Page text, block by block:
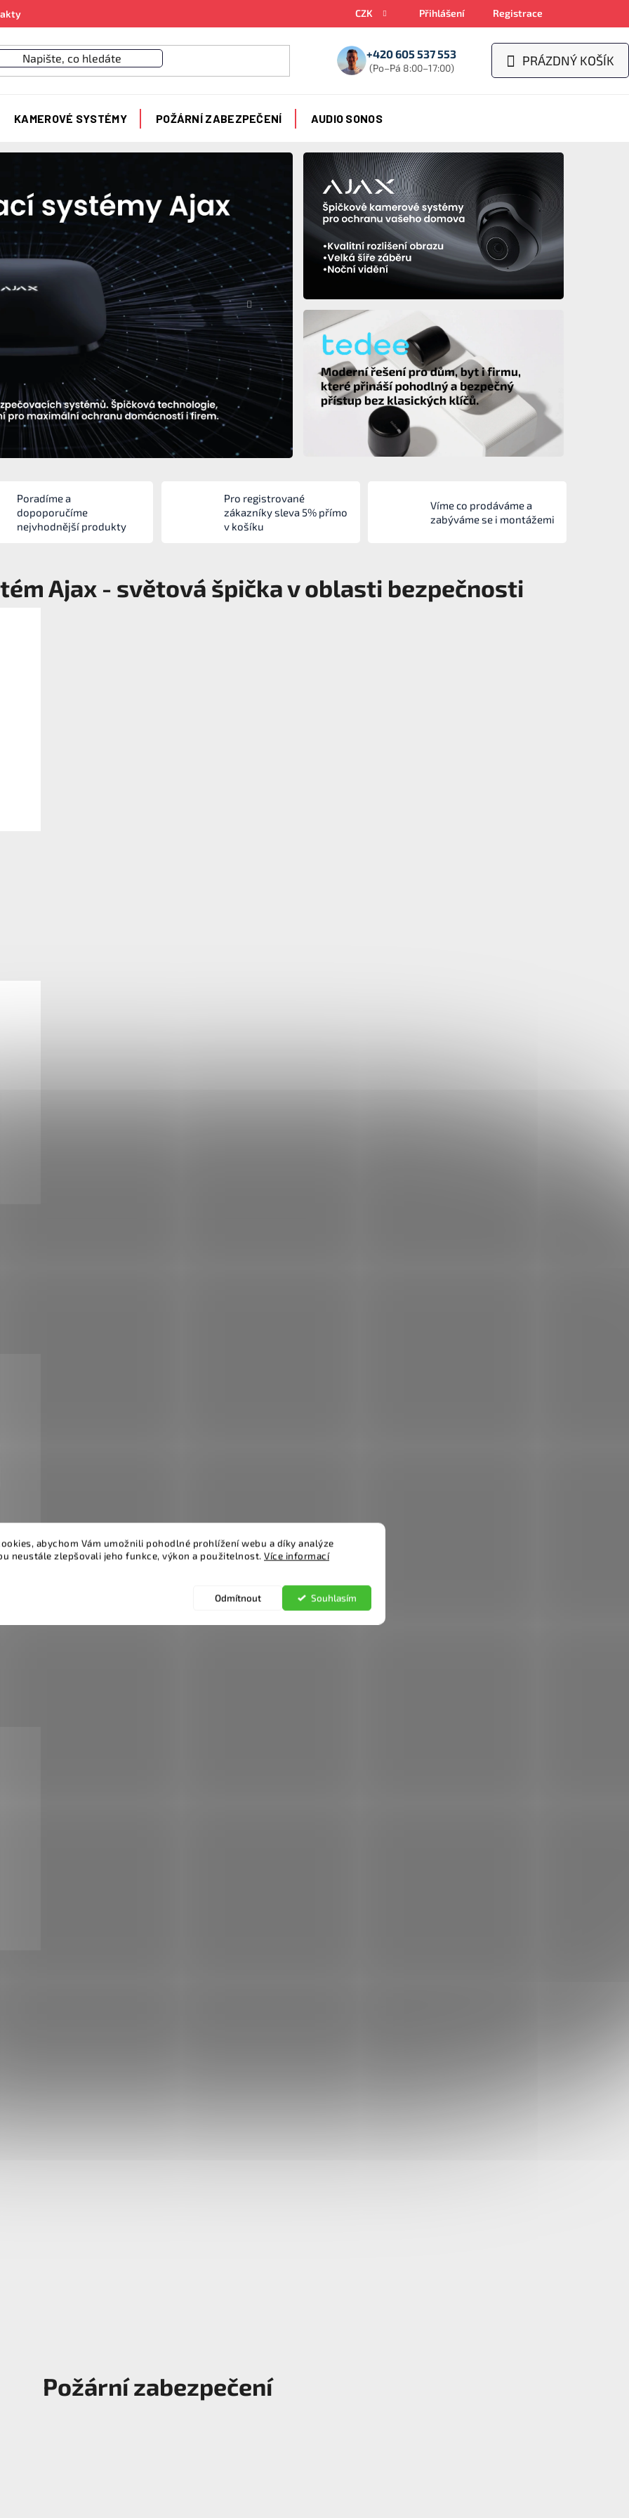
abychom Vám umožnili pohodlné prohlížení webu a díky analýze
neustále zlepšovali jeho funkce, výkon a použitelnost. Více informací
Odmítnout Souhlasím
CZK Přihlášení Registrace
+420 605 537 553
(Po–Pá 8:00–17:00)
NÁKUPNÍ
PRÁZDNÝ KOŠÍK
KAMEROVÉ SYSTÉMY POŽÁRNÍ ZABEZPEČENÍ AUDIO SONOS
Následující
Poradíme a
dopoporučíme
nejvhodnější produkty
Pro registrované
zákazníky sleva 5% přímo
v košíku
Víme co prodáváme a
zabýváme se i montážemi
Ajax - světová špička v oblasti bezpečnosti
Požární zabezpečení